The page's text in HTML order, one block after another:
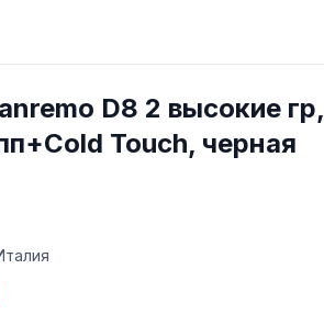
D8 2 высокие гр,
Touch, черная